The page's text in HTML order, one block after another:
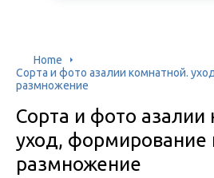
Home
Сорта и фото азалии комнатной.
размножение
Сорта и фото азалии
уход, формирование
размножение